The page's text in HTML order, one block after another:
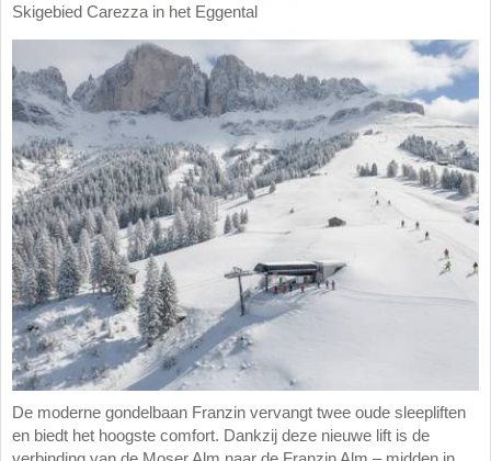
Skigebied Carezza in het Eggental
De moderne gondelbaan Franzin vervangt twee oude sleepliften
en biedt het hoogste comfort. Dankzij deze nieuwe lift is de